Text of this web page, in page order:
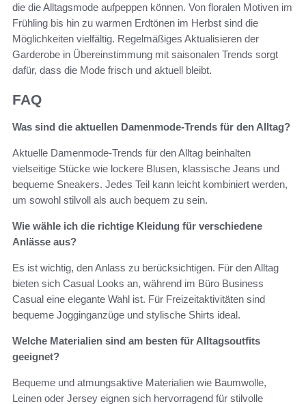
die die Alltagsmode aufpeppen können. Von floralen Motiven im
Frühling bis hin zu warmen Erdtönen im Herbst sind die
Möglichkeiten vielfältig. Regelmäßiges Aktualisieren der
Garderobe in Übereinstimmung mit saisonalen Trends sorgt
dafür, dass die Mode frisch und aktuell bleibt.
FAQ
Was sind die aktuellen Damenmode-Trends für den Alltag?
Aktuelle Damenmode-Trends für den Alltag beinhalten
vielseitige Stücke wie lockere Blusen, klassische Jeans und
bequeme Sneakers. Jedes Teil kann leicht kombiniert werden,
um sowohl stilvoll als auch bequem zu sein.
Wie wähle ich die richtige Kleidung für verschiedene
Anlässe aus?
Es ist wichtig, den Anlass zu berücksichtigen. Für den Alltag
bieten sich Casual Looks an, während im Büro Business
Casual eine elegante Wahl ist. Für Freizeitaktivitäten sind
bequeme Jogginganzüge und stylische Shirts ideal.
Welche Materialien sind am besten für Alltagsoutfits
geeignet?
Bequeme und atmungsaktive Materialien wie Baumwolle,
Leinen oder Jersey eignen sich hervorragend für stilvolle